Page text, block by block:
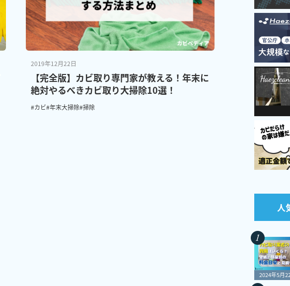
2019年12月22日
【完全版】カビ取り専門家が教える！年末に
絶対やるべきカビ取り大掃除10選！
#カビ#年末大掃除#掃除
人
2024年5月